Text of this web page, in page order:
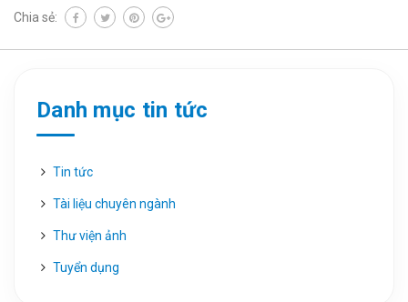
Chia sẻ:
Danh mục tin tức
Tin tức
Tài liệu chuyên ngành
Thư viện ảnh
Tuyển dụng